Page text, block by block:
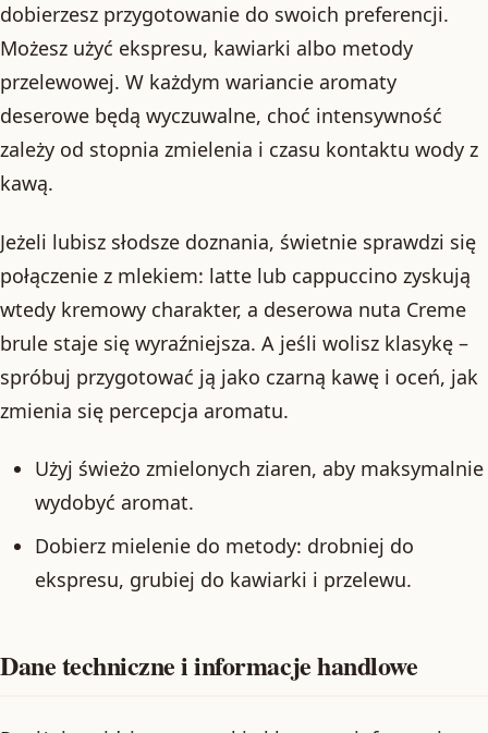
dobierzesz przygotowanie do swoich preferencji.
Możesz użyć ekspresu, kawiarki albo metody
przelewowej. W każdym wariancie aromaty
deserowe będą wyczuwalne, choć intensywność
zależy od stopnia zmielenia i czasu kontaktu wody z
kawą.
Jeżeli lubisz słodsze doznania, świetnie sprawdzi się
połączenie z mlekiem: latte lub cappuccino zyskują
wtedy kremowy charakter, a deserowa nuta Creme
brule staje się wyraźniejsza. A jeśli wolisz klasykę –
spróbuj przygotować ją jako czarną kawę i oceń, jak
zmienia się percepcja aromatu.
Użyj świeżo zmielonych ziaren, aby maksymalnie
wydobyć aromat.
Dobierz mielenie do metody: drobniej do
ekspresu, grubiej do kawiarki i przelewu.
Dane techniczne i informacje handlowe